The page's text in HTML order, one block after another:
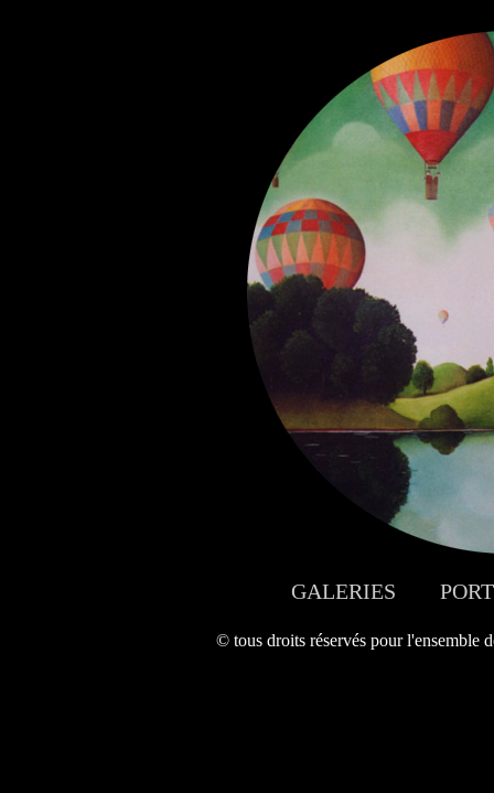
GALERIES
© tous droits réservés pour l'ensemble